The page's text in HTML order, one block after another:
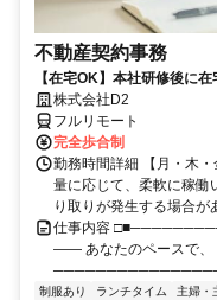
不動産契約事務
【在宅OK】本社研修後に
株式会社D2
フルリモート
完全歩合制
勤務時間詳細 【月・木
量に応じて、柔軟に稼
り取りが発生する場合が
仕事内容
―― あなたのペースで、
制服あり ランチタイム 主婦・